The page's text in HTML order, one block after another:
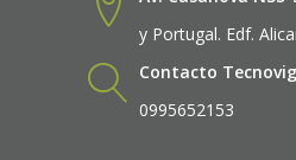
y Portugal. Edf.
Contacto
0995652153